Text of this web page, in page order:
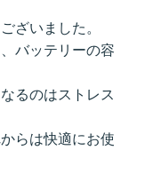
ざいました。
バッテリーの容
るのはストレス
らは快適にお使